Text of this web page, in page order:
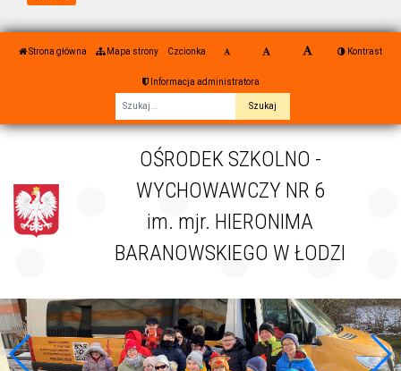
Strona główna Mapa strony Czcionka Kontrast
Informacja administratora
OŚRODEK SZKOLNO -
WYCHOWAWCZY NR 6
im. mjr. HIERONIMA
BARANOWSKIEGO W ŁODZI